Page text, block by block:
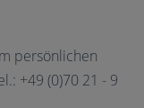
persönlichen
+49 (0)70 21 - 9